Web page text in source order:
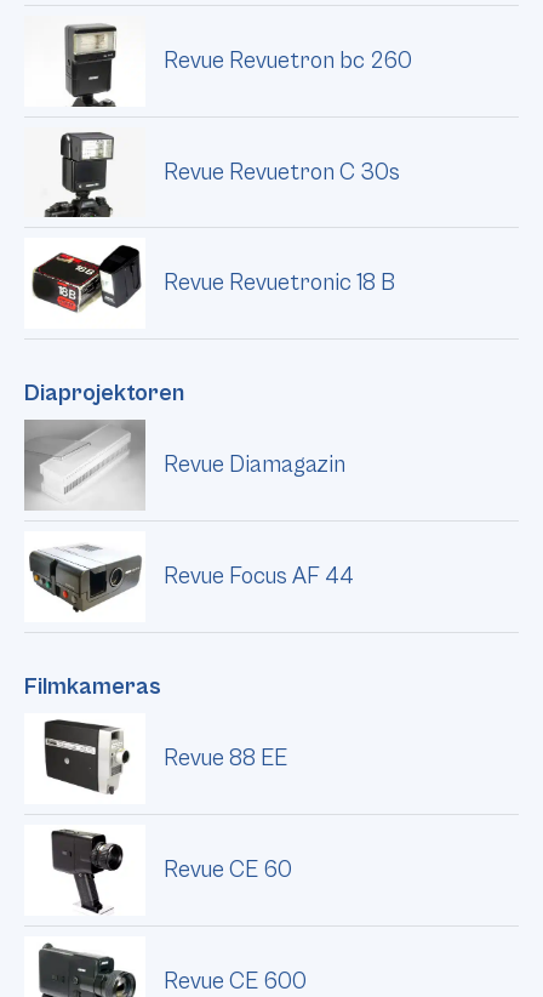
Revue Revuetron bc 260
Revue Revuetron C 30s
Revue Revuetronic 18 B
Diaprojektoren
Revue Diamagazin
Revue Focus AF 44
Filmkameras
Revue 88 EE
Revue CE 60
Revue CE 600